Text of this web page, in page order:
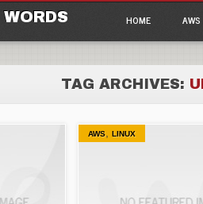
Main
HOME AWS
TAG ARCHIVES:
AWS, LINUX